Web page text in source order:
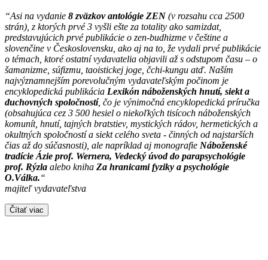
“Asi na vydanie 8 zväzkov antológie ZEN (v rozsahu cca 2500
strán), z ktorých prvé 3 vyšli ešte za totality ako samizdat,
predstavujúcich prvé publikácie o zen-budhizme v češtine a
slovenčine v Československu, ako aj na to, že vydali prvé publikácie
o témach, ktoré ostatní vydavatelia objavili až s odstupom času – o
šamanizme, súfizmu, taoistickej joge, čchi-kungu atď. Naším
najvýznamnejším porevolučným vydavateľským počinom je
encyklopedická publikácia Lexikón náboženských hnutí, siekt a
duchovných spoločností, čo je výnimočná encyklopedická príručka
(obsahujúca cez 3 500 hesiel o niekoľkých tisícoch náboženských
komunít, hnutí, tajných bratstiev, mystických rádov, hermetických a
okultných spoločností a siekt celého sveta - činných od najstarších
čias až do súčasnosti), ale napríklad aj monografie Náboženské
tradície Ázie prof. Wernera, Vedecký úvod do parapsychológie
prof. Rýzla alebo kniha Za hranicami fyziky a psychológie
O.Válka.“
majiteľ vydavateľstva
Čítať viac